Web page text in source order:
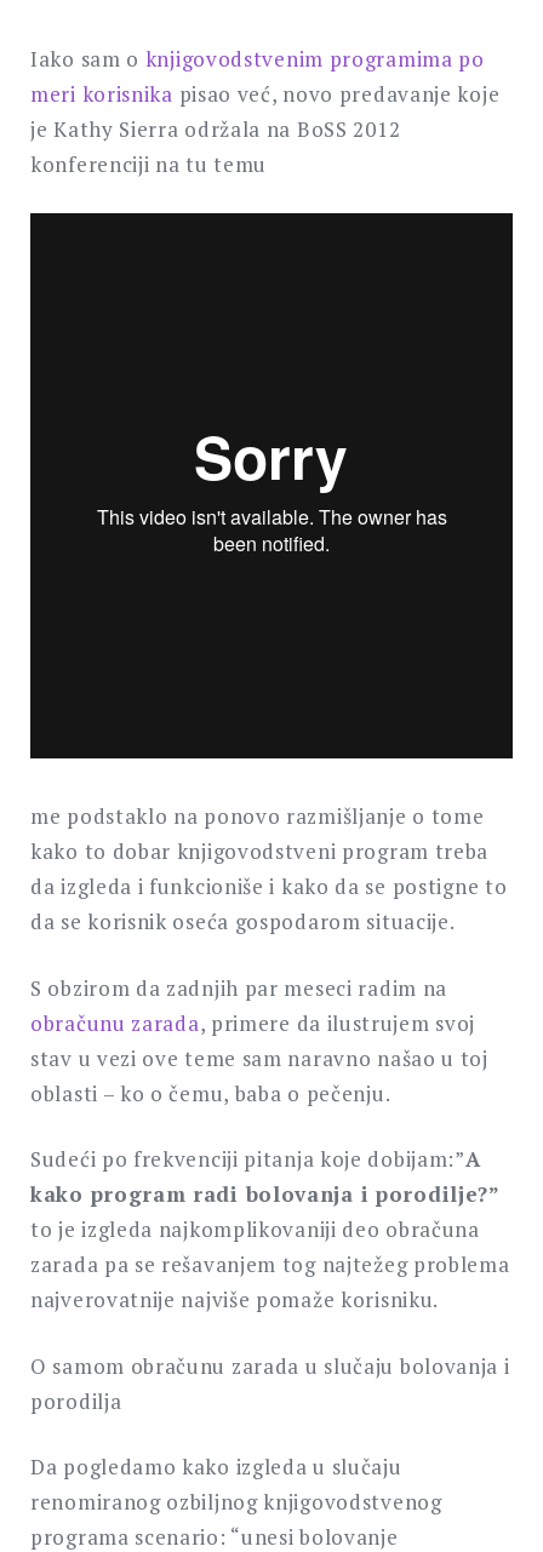
knjigovodstveni
programi
Iako sam o knjigovodstvenim programima po
meri korisnika pisao već, novo predavanje koje
je Kathy Sierra održala na BoSS 2012
konferenciji na tu temu
me podstaklo na ponovo razmišljanje o tome
kako to dobar knjigovodstveni program treba
da izgleda i funkcioniše i kako da se postigne to
da se korisnik oseća gospodarom situacije.
S obzirom da zadnjih par meseci radim na
obračunu zarada, primere da ilustrujem svoj
stav u vezi ove teme sam naravno našao u toj
oblasti – ko o čemu, baba o pečenju.
Sudeći po frekvenciji pitanja koje dobijam:”A
kako program radi bolovanja i porodilje?”
to je izgleda najkomplikovaniji deo obračuna
zarada pa se rešavanjem tog najtežeg problema
najverovatnije najviše pomaže korisniku.
O samom obračunu zarada u slučaju bolovanja i
porodilja
Da pogledamo kako izgleda u slučaju
renomiranog ozbiljnog knjigovodstvenog
programa scenario: “unesi bolovanje